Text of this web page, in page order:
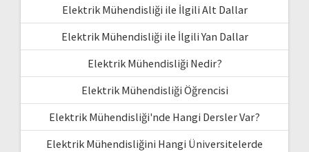
Elektrik Mühendisliği ile İlgili Alt Dallar
Elektrik Mühendisliği ile İlgili Yan Dallar
Elektrik Mühendisliği Nedir?
Elektrik Mühendisliği Öğrencisi
Elektrik Mühendisliği'nde Hangi Dersler Var?
Elektrik Mühendisliğini Hangi Üniversitelerde